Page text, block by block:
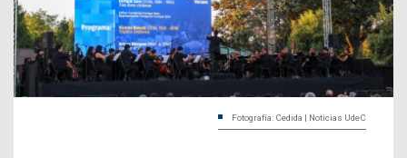
Fotografía: Cedida | Noticias UdeC